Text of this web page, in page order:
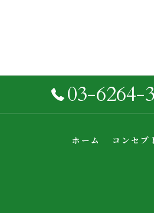
03-6264-
ホーム コンセプ